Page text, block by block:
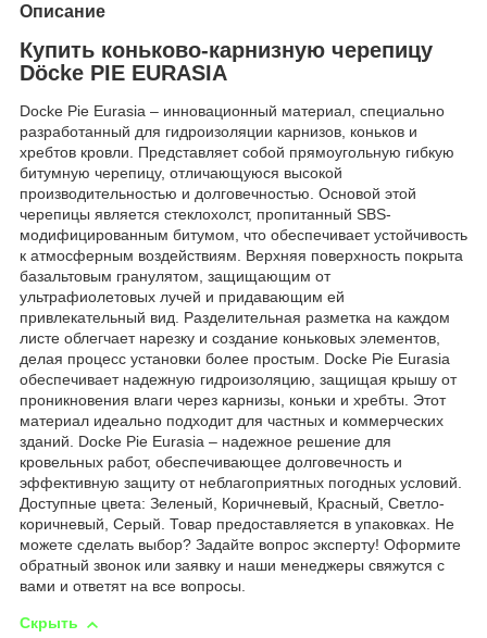
Описание
Купить коньково-карнизную черепицу
Döcke PIE EURASIA
Docke Pie Eurasia – инновационный материал, специально
разработанный для гидроизоляции карнизов, коньков и
хребтов кровли. Представляет собой прямоугольную гибкую
битумную черепицу, отличающуюся высокой
производительностью и долговечностью. Основой этой
черепицы является стеклохолст, пропитанный SBS-
модифицированным битумом, что обеспечивает устойчивость
к атмосферным воздействиям. Верхняя поверхность покрыта
базальтовым гранулятом, защищающим от
ультрафиолетовых лучей и придавающим ей
привлекательный вид. Разделительная разметка на каждом
листе облегчает нарезку и создание коньковых элементов,
делая процесс установки более простым. Docke Pie Eurasia
обеспечивает надежную гидроизоляцию, защищая крышу от
проникновения влаги через карнизы, коньки и хребты. Этот
материал идеально подходит для частных и коммерческих
зданий. Docke Pie Eurasia – надежное решение для
кровельных работ, обеспечивающее долговечность и
эффективную защиту от неблагоприятных погодных условий.
Доступные цвета: Зеленый, Коричневый, Красный, Светло-
коричневый, Серый. Товар предоставляется в упаковках. Не
можете сделать выбор? Задайте вопрос эксперту! Оформите
обратный звонок или заявку и наши менеджеры свяжутся с
вами и ответят на все вопросы.
Скрыть